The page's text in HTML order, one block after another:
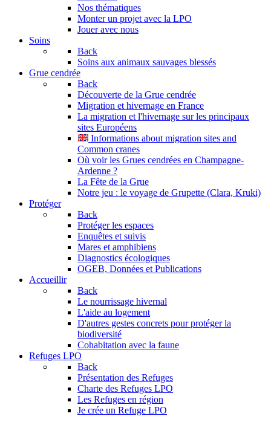
Nos thématiques
Monter un projet avec la LPO
Jouer avec nous
Soins
Back
Soins aux animaux sauvages blessés
Grue cendrée
Back
Découverte de la Grue cendrée
Migration et hivernage en France
La migration et l'hivernage sur les principaux
sites Européens
Informations about migration sites and
Common cranes
Où voir les Grues cendrées en Champagne-
Ardenne ?
La Fête de la Grue
Notre jeu : le voyage de Grupette (Clara, Kruki)
Protéger
Back
Protéger les espaces
Enquêtes et suivis
Mares et amphibiens
Diagnostics écologiques
OGEB, Données et Publications
Accueillir
Back
Le nourrissage hivernal
L'aide au logement
D'autres gestes concrets pour protéger la
biodiversité
Cohabitation avec la faune
Refuges LPO
Back
Présentation des Refuges
Charte des Refuges LPO
Les Refuges en région
Je crée un Refuge LPO